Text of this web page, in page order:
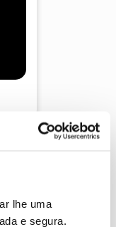
lhe uma
e segura.